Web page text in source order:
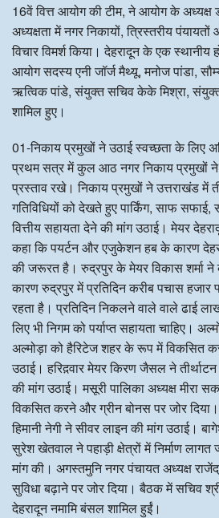
16वें वित्त आयोग की टीम, ने आयोग के अध्यक्ष
अध्यक्षता में नगर निकायों, त्रिस्तरीय
विचार विमर्श किया। देहरादून के एक
आयोग सदस्य एनी जॉर्ज मैथ्यू, मनोज पांडा,
ऋत्विक पांडे, संयुक्त सचिव केके मिश्रा, संयुक्त
शामिल हुए।
01-निकाय प्रमुखों ने उठाई स्वच्छता के लिए
प्रथम सत्र में कुल आठ नगर निकाय प्रमुखों
प्रस्ताव रखे। निकाय प्रमुखों ने उत्तराखंड में
गतिविधियों को देखते हुए पार्किंग, साफ
वित्तीय सहायता देने की मांग उठाई। मेयर
कहा कि पयर्टन और एजुकेशन हब के कारण
की जरूरत है। रुद्रपुर के मेयर विकास शर्मा
कारण रुद्रपुर में प्रतिदिन करीब पचास हजार
रहता है। प्रतिदिन निकलने वाले वाले ढाई
लिए भी निगम को पर्याप्त सहायता चाहिए।
अल्मोड़ा को हैरिटेज शहर के रूप में विकसित
उठाई। हरिद़वार मेयर किरण जैसल ने
की मांग उठाई। मसूरी पालिका अध्यक्ष मीरा
विकसित करने और ग्रीन बोनस पर जोर दिया।
हिमानी नेगी ने सीवर लाइन की मांग उठाई।
सुरेश खेतवाल ने पहाड़ी क्षेत्रों में निर्माण
मांग की। अगस्तमुनि नगर पंचायत अध्यक्ष
सुविधा बढ़ाने पर जोर दिया। बैठक में सचिव
देहरादून नमामि बंसल शामिल हुईं।